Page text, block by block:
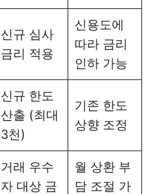
신규 심사
금리 적용
신용도에
따라 금리
인하 가능
신규 한도
산출 (최대
3천)
기존 한도
상향 조정
거래 우수
자 대상 금
월 상환 부
담 조절 가